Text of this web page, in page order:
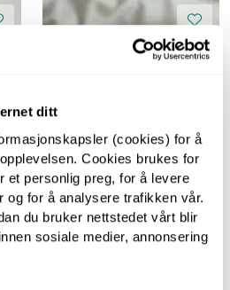
ditt
(cookies) for å
Cookies brukes for
et personlig preg, for å levere
og for å analysere trafikken vår.
du bruker nettstedet vårt blir
sosiale medier, annonsering